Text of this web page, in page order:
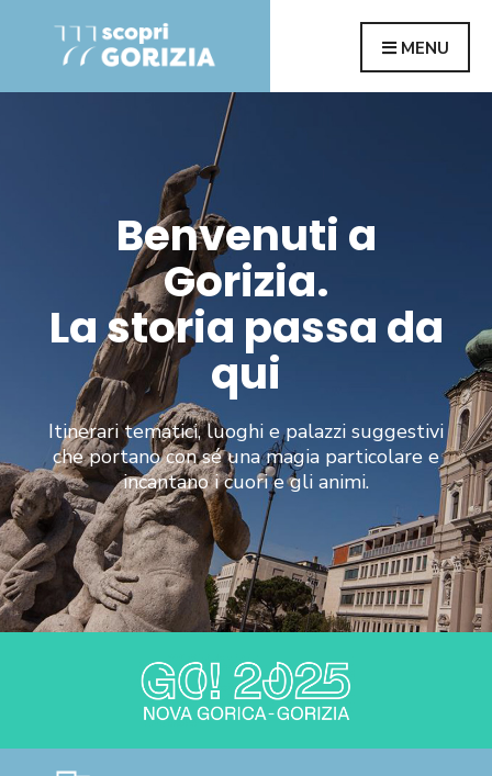
MENU
Benvenuti a
Gorizia.
La storia passa da
qui
Itinerari tematici, luoghi e palazzi suggestivi
che portano con sé una magia particolare e
incantano i cuori e gli animi.